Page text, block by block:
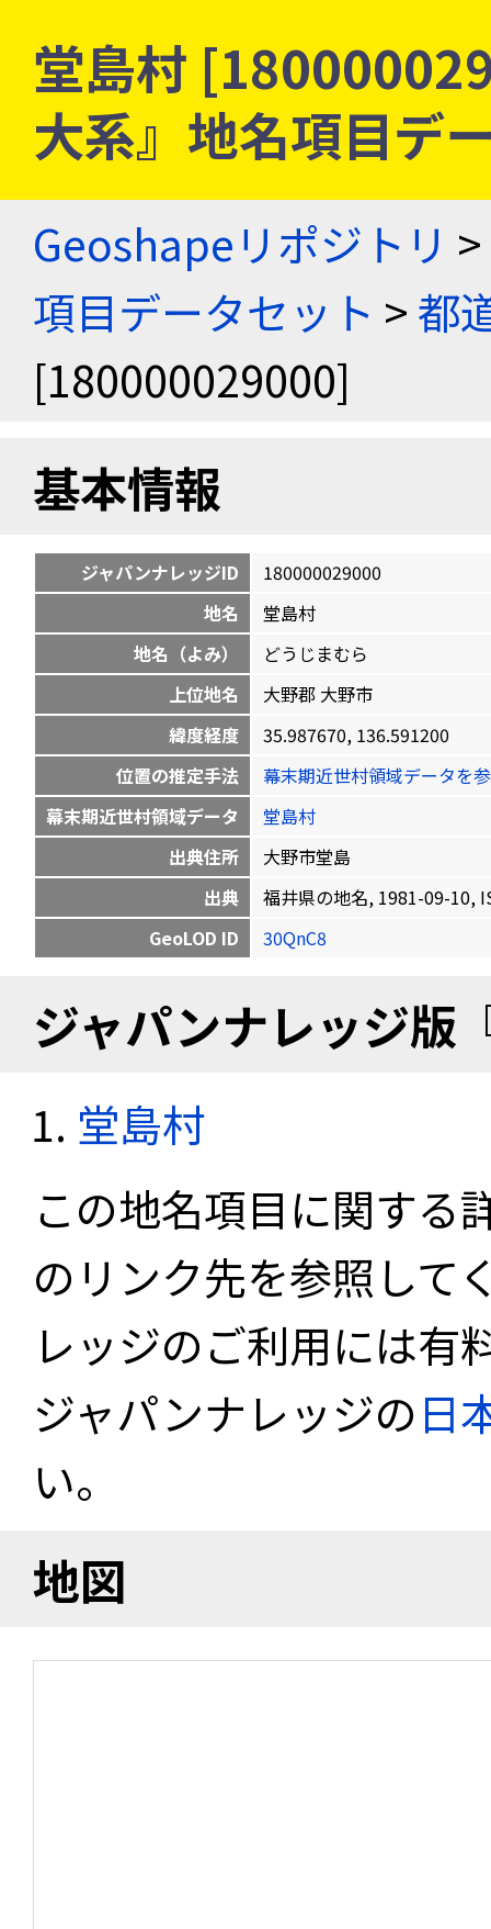
堂島村
大系』地名項目デ
Geoshapeリポジトリ >
項目データセット >都
[180000029000]
基本情報
ジャパンナレッジID
180000029000
地名
堂島村
地名（よみ）
どうじまむら
上位地名
大野郡 大野市
緯度経度
35.987670, 136.591200
位置の推定手法
幕末期近世村領域データを
幕末期近世村領域データ
堂島村
出典住所
大野市堂島
出典
福井県の地名, 1981-09-10,
GeoLOD ID
30QnC8
ジャパンナレッジ版
堂島村
この地名項目に関する
のリンク先を参照して
レッジのご利用には有
ジャパンナレッジの日
い。
地図